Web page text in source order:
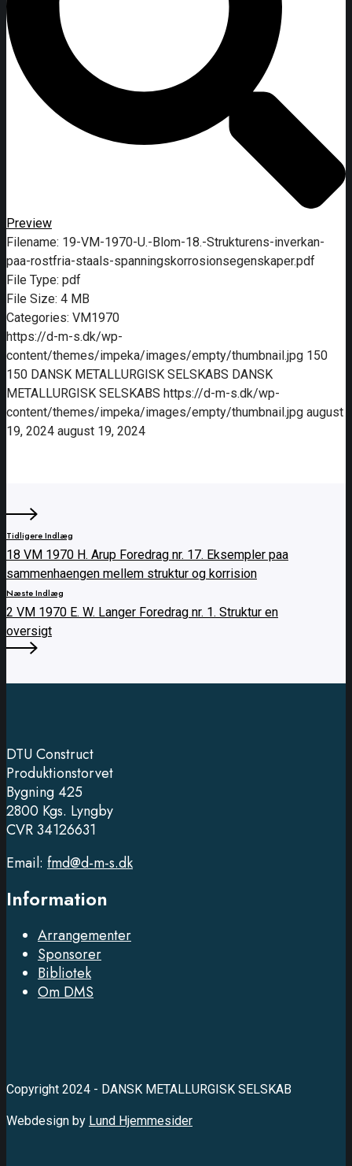
Preview
Filename: 19-VM-1970-U.-Blom-18.-Strukturens-inverkan-
paa-rostfria-staals-spanningskorrosionsegenskaper.pdf
File Type: pdf
File Size: 4 MB
Categories: VM1970
https://d-m-s.dk/wp-
content/themes/impeka/images/empty/thumbnail.jpg 150
150 DANSK METALLURGISK SELSKABS DANSK
METALLURGISK SELSKABS https://d-m-s.dk/wp-
content/themes/impeka/images/empty/thumbnail.jpg august
19, 2024 august 19, 2024
Tidligere Indlæg
18 VM 1970 H. Arup Foredrag nr. 17. Eksempler paa
sammenhaengen mellem struktur og korrision
Næste Indlæg
2 VM 1970 E. W. Langer Foredrag nr. 1. Struktur en
oversigt
DTU Construct
Produktionstorvet
Bygning 425
2800 Kgs. Lyngby
CVR 34126631
Email: fmd@d-m-s.dk
Information
Arrangementer
Sponsorer
Bibliotek
Om DMS
Copyright 2024 - DANSK METALLURGISK SELSKAB
Webdesign by Lund Hjemmesider